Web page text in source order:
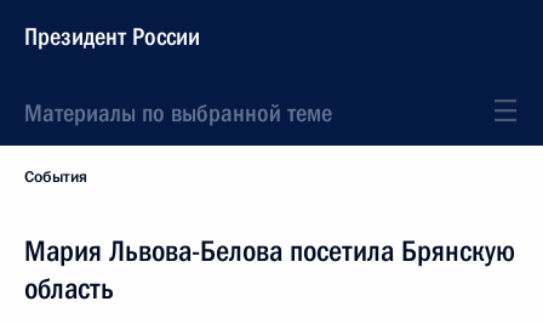
Президент России
Материалы по выбранной теме
События
Мария Львова-Белова посетила Брянскую
область